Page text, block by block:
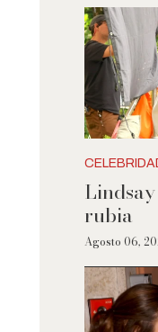
rubia
Agosto 06,